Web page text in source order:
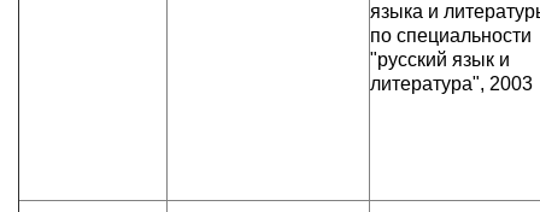
языка и
по специальности
"русский язык и
литература", 2003